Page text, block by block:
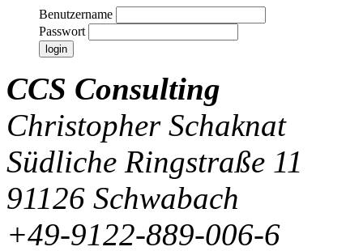
Benutzername
Passwort
CCS Consulting
Christopher Schaknat
Südliche Ringstraße 11
91126 Schwabach
+49-9122-889-006-6